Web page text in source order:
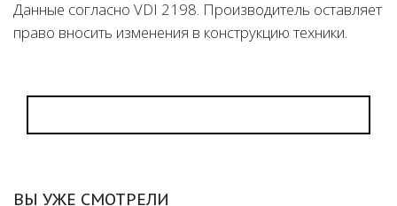
Данные согласно VDI 2198. Производитель оставляет
право вносить изменения в конструкцию техники.
ВЫ УЖЕ СМОТРЕЛИ